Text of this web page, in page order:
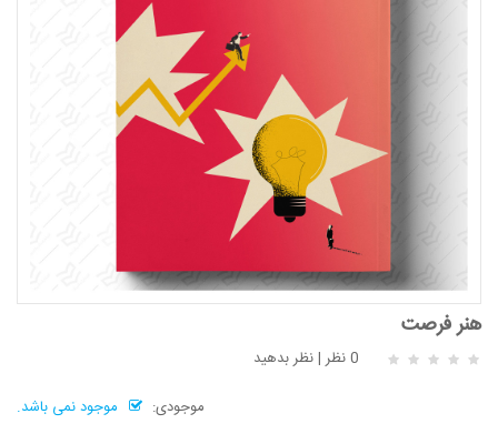
هنر فرصت
0 نظر |نظر بدهید
موجودی:
موجود نمی باشد.